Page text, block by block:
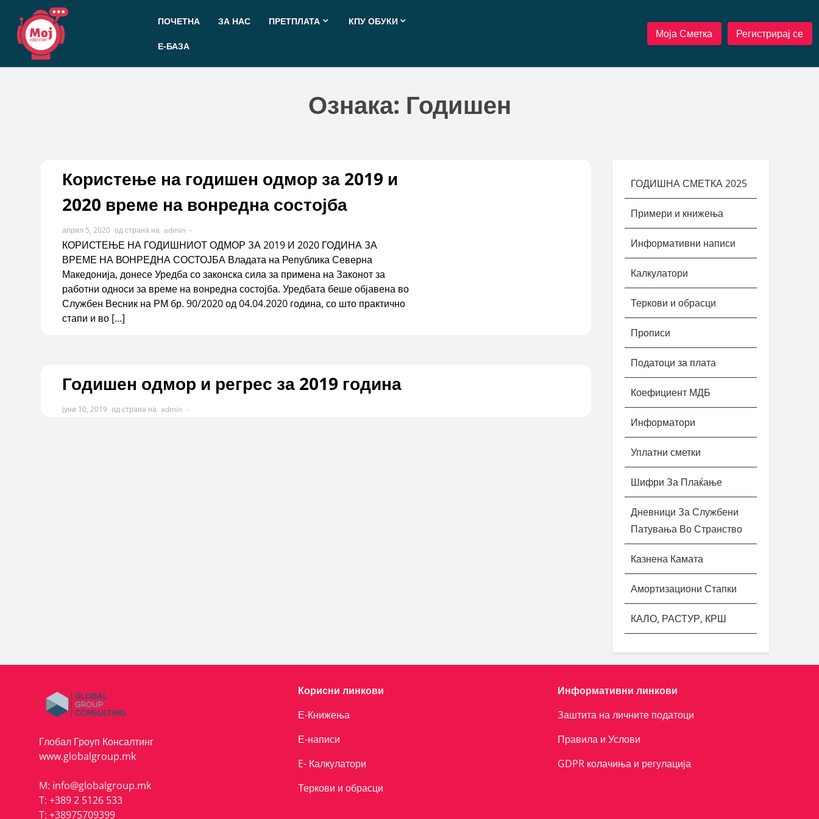
Прескокнете
содржината
ПОЧЕТНА ЗА НАС ПРЕТПЛАТА КПУ ОБУКИ
Е-БАЗА
Моја Сметка Регистрирај се
Ознака: Годишен
Користење на годишен одмор за 2019 и
2020 време на вонредна состојба
април 5, 2020 од страна на admin -
КОРИСТЕЊЕ НА ГОДИШНИОТ ОДМОР ЗА 2019 И 2020 ГОДИНА ЗА
ВРЕМЕ НА ВОНРЕДНА СОСТОЈБА Владата на Република Северна
Македонија, донесе Уредба со законска сила за примена на Законот за
работни односи за време на вонредна состојба. Уредбата беше објавена во
Службен Весник на РМ бр. 90/2020 од 04.04.2020 година, со што практично
стапи и во […]
Годишен одмор и регрес за 2019 година
јуни 10, 2019 од страна на admin -
ГОДИШНА СМЕТКА 2025
Примери и книжења
Информативни написи
Калкулатори
Теркови и обрасци
Прописи
Податоци за плата
Коефициент МДБ
Информатори
Уплатни сметки
Шифри За Плаќање
Дневници За Службени
Патувања Во Странство
Казнена Камата
Амортизациони Стапки
КАЛО, РАСТУР, КРШ
Глобал Гроуп Консалтинг
www.globalgroup.mk
M: info@globalgroup.mk
T: +389 2 5126 533
T: +38975709399
Корисни линкови
Е-Книжења
Е-написи
E- Калкулатори
Теркови и обрасци
Информативни линкови
Заштита на личните податоци
Правила и Услови
GDPR колачиња и регулација